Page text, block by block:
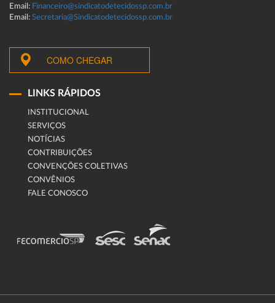
Email: Financeiro@sindicatodetecidossp.com.br
Email: Secretaria@Sindicatodetecidossp.com.br
COMO CHEGAR
LINKS RÁPIDOS
INSTITUCIONAL
SERVIÇOS
NOTÍCIAS
CONTRIBUIÇÕES
CONVENÇÕES COLETIVAS
CONVÊNIOS
FALE CONOSCO